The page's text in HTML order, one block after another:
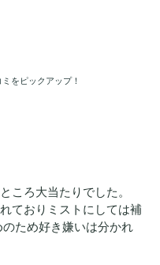
をピックアップ！
ころ大当たりでした。
ておりミストにしては補
ため好き嫌いは分かれ